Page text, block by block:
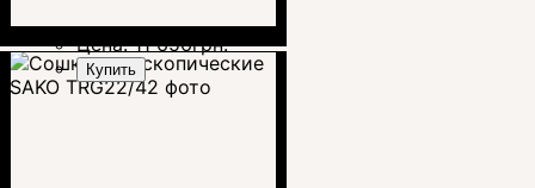
Цена:11 656грн.
Купить